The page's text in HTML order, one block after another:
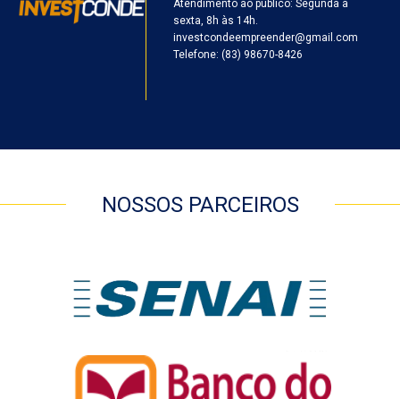
Atendimento ao público: Segunda a
sexta, 8h às 14h.
investcondeempreender@gmail.com
Telefone: (83) 98670-8426
NOSSOS PARCEIROS